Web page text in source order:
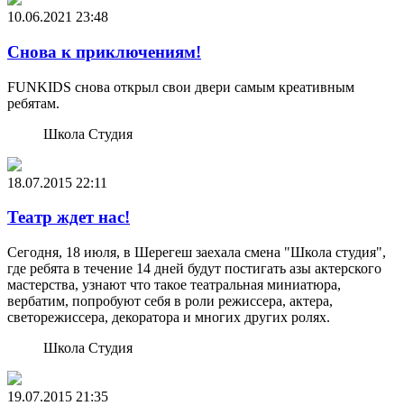
10.06.2021 23:48
Снова к приключениям!
FUNKIDS снова открыл свои двери самым креативным
ребятам.
Школа Студия
18.07.2015 22:11
Театр ждет нас!
Сегодня, 18 июля, в Шерегеш заехала смена "Школа студия",
где ребята в течение 14 дней будут постигать азы актерского
мастерства, узнают что такое театральная миниатюра,
вербатим, попробуют себя в роли режиссера, актера,
светорежиссера, декоратора и многих других ролях.
Школа Студия
19.07.2015 21:35